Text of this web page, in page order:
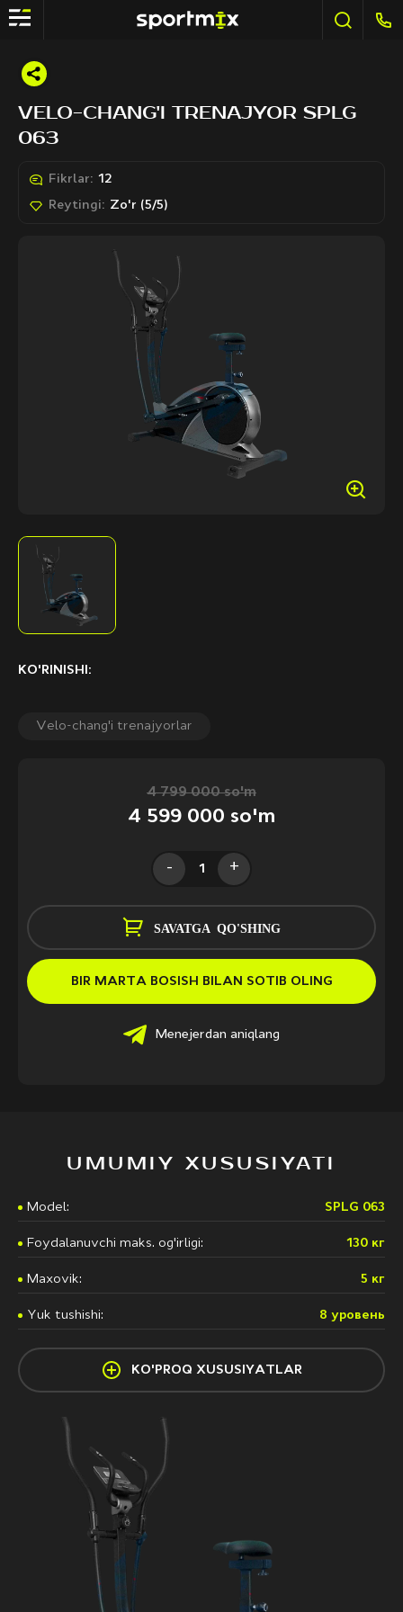
VELO-CHANG'I TRENAJYOR SPLG
063
Fikrlar: 12
Reytingi: Zo'r (5/5)
Velo-chang'i trenajyorlar
KO'RINISHI:
4 799 000 so'm
4 599 000 so'm
- +
Menejerdan aniqlang
SAVATGA QO'SHING
BIR MARTA BOSISH BILAN SOTIB OLING
UMUMIY XUSUSIYATI
Model: SPLG 063
Foydalanuvchi maks. og'irligi: 130 кг
Maxovik: 5 кг
Yuk tushishi: 8 уровень
KO'PROQ XUSUSIYATLAR